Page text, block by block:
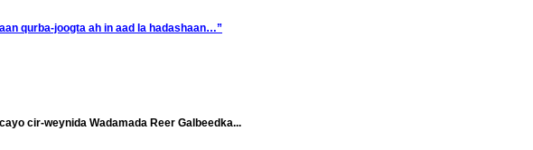
qurba-joogta ah in aad la hadashaan…”
cir-weynida Wadamada Reer Galbeedka...